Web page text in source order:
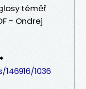
téměř
- Ondrej
1036